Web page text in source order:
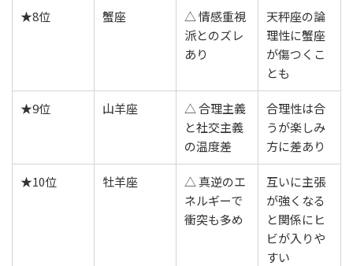
★8位 蟹座
△ 情感重視
派とのズレ
あり
天秤座の論
理性に蟹座
が傷つくこ
とも
★9位 山羊座
△ 合理主義
と社交主義
の温度差
合理性は合
うが楽しみ
方に差あり
★10位 牡羊座
△ 真逆のエ
ネルギーで
衝突も多め
互いに主張
が強くなる
と関係にヒ
ビが入りや
すい